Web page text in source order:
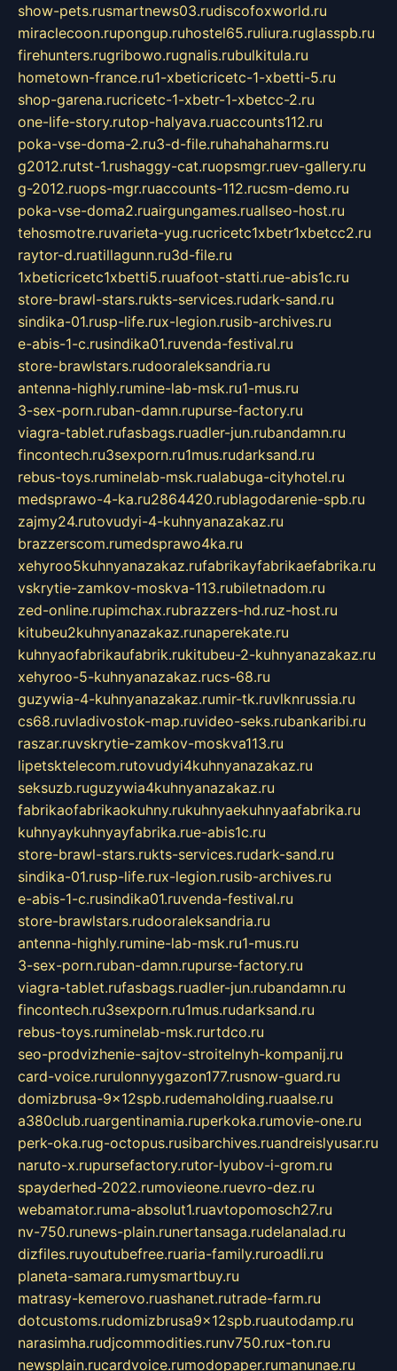
show-pets.rusmartnews03.rudiscofoxworld.ru
miraclecoon.rupongup.ruhostel65.ruliura.ruglasspb.ru
firehunters.rugribowo.rugnalis.rubulkitula.ru
hometown-france.ru1-xbeticricetc-1-xbetti-5.ru
shop-garena.rucricetc-1-xbetr-1-xbetcc-2.ru
one-life-story.rutop-halyava.ruaccounts112.ru
poka-vse-doma-2.ru3-d-file.ruhahahaharms.ru
g2012.rutst-1.rushaggy-cat.ruopsmgr.ruev-gallery.ru
g-2012.ruops-mgr.ruaccounts-112.rucsm-demo.ru
poka-vse-doma2.ruairgungames.ruallseo-host.ru
tehosmotre.ruvarieta-yug.rucricetc1xbetr1xbetcc2.ru
raytor-d.ruatillagunn.ru3d-file.ru
1xbeticricetc1xbetti5.ruuafoot-statti.rue-abis1c.ru
store-brawl-stars.rukts-services.rudark-sand.ru
sindika-01.rusp-life.rux-legion.rusib-archives.ru
e-abis-1-c.rusindika01.ruvenda-festival.ru
store-brawlstars.rudooraleksandria.ru
antenna-highly.rumine-lab-msk.ru1-mus.ru
3-sex-porn.ruban-damn.rupurse-factory.ru
viagra-tablet.rufasbags.ruadler-jun.rubandamn.ru
fincontech.ru3sexporn.ru1mus.rudarksand.ru
rebus-toys.ruminelab-msk.rualabuga-cityhotel.ru
medsprawo-4-ka.ru2864420.rublagodarenie-spb.ru
zajmy24.rutovudyi-4-kuhnyanazakaz.ru
brazzerscom.rumedsprawo4ka.ru
xehyroo5kuhnyanazakaz.rufabrikayfabrikaefabrika.ru
vskrytie-zamkov-moskva-113.rubiletnadom.ru
zed-online.rupimchax.rubrazzers-hd.ruz-host.ru
kitubeu2kuhnyanazakaz.runaperekate.ru
kuhnyaofabrikaufabrik.rukitubeu-2-kuhnyanazakaz.ru
xehyroo-5-kuhnyanazakaz.rucs-68.ru
guzywia-4-kuhnyanazakaz.rumir-tk.ruvlknrussia.ru
cs68.ruvladivostok-map.ruvideo-seks.rubankaribi.ru
raszar.ruvskrytie-zamkov-moskva113.ru
lipetsktelecom.rutovudyi4kuhnyanazakaz.ru
seksuzb.ruguzywia4kuhnyanazakaz.ru
fabrikaofabrikaokuhny.rukuhnyaekuhnyaafabrika.ru
kuhnyaykuhnyayfabrika.rue-abis1c.ru
store-brawl-stars.rukts-services.rudark-sand.ru
sindika-01.rusp-life.rux-legion.rusib-archives.ru
e-abis-1-c.rusindika01.ruvenda-festival.ru
store-brawlstars.rudooraleksandria.ru
antenna-highly.rumine-lab-msk.ru1-mus.ru
3-sex-porn.ruban-damn.rupurse-factory.ru
viagra-tablet.rufasbags.ruadler-jun.rubandamn.ru
fincontech.ru3sexporn.ru1mus.rudarksand.ru
rebus-toys.ruminelab-msk.rurtdco.ru
seo-prodvizhenie-sajtov-stroitelnyh-kompanij.ru
card-voice.rurulonnyygazon177.rusnow-guard.ru
domizbrusa-9x12spb.rudemaholding.ruaalse.ru
a380club.ruargentinamia.ruperkoka.rumovie-one.ru
perk-oka.rug-octopus.rusibarchives.ruandreislyusar.ru
naruto-x.rupursefactory.rutor-lyubov-i-grom.ru
spayderhed-2022.rumovieone.ruevro-dez.ru
webamator.ruma-absolut1.ruavtopomosch27.ru
nv-750.runews-plain.runertansaga.rudelanalad.ru
dizfiles.ruyoutubefree.ruaria-family.ruroadli.ru
planeta-samara.rumysmartbuy.ru
matrasy-kemerovo.ruashanet.rutrade-farm.ru
dotcustoms.rudomizbrusa9x12spb.ruautodamp.ru
narasimha.rudjcommodities.runv750.rux-ton.ru
newsplain.rucardvoice.rumodopaper.rumanunae.ru